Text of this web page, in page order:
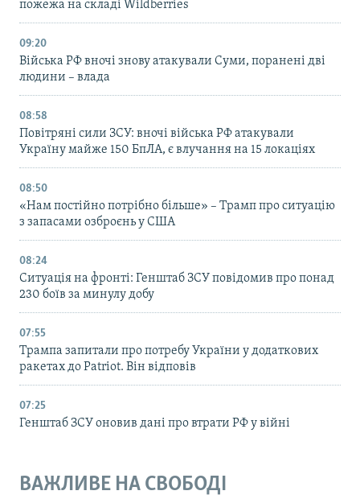
пожежа на складі Wildberries
09:20
Війська РФ вночі знову атакували Суми, поранені дві
людини – влада
08:58
Повітряні сили ЗСУ: вночі війська РФ атакували
Україну майже 150 БпЛА, є влучання на 15 локаціях
08:50
«Нам постійно потрібно більше» – Трамп про ситуацію
з запасами озброєнь у США
08:24
Ситуація на фронті: Генштаб ЗСУ повідомив про понад
230 боїв за минулу добу
07:55
Трампа запитали про потребу України у додаткових
ракетах до Patriot. Він відповів
07:25
Генштаб ЗСУ оновив дані про втрати РФ у війні
ВАЖЛИВЕ НА СВОБОДІ